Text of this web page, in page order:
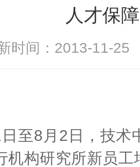
人才保障
时间：2013-11-
日至8 月 2 日，技术
机构研究所新员